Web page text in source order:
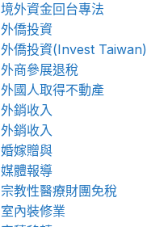
境外資金回台專法
外僑投資
外僑投資(Invest Taiwan)
外商參展退稅
外國人取得不動產
外銷收入
外銷收入
婚嫁贈與
媒體報導
宗教性醫療財團免稅
室內裝修業